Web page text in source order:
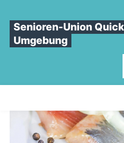
Senioren-Union
Umgebung
Sie sind hier
Mitdem Buszuden
Heringswochen